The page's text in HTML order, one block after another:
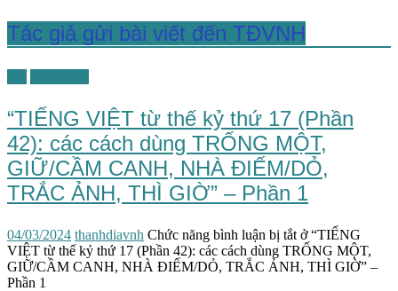
Tác giả gửi bài viết đến TĐVNH
“TIẾNG VIỆT từ thế kỷ thứ 17 (Phần
42): các cách dùng TRỐNG MỘT,
GIỮ/CẦM CANH, NHÀ ĐIẾM/DỎ,
TRẮC ẢNH, THÌ GIỜ” – Phần 1
04/03/2024 thanhdiavnh Chức năng bình luận bị tắt ở “TIẾNG
VIỆT từ thế kỷ thứ 17 (Phần 42): các cách dùng TRỐNG MỘT,
GIỮ/CẦM CANH, NHÀ ĐIẾM/DỎ, TRẮC ẢNH, THÌ GIỜ” –
Phần 1